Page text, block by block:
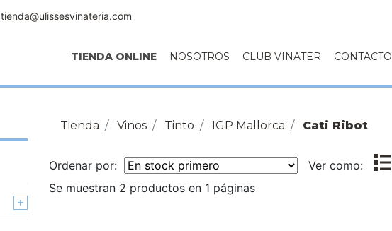
tienda@ulissesvinateria.com
TIENDA ONLINE NOSOTROS CLUB VINATER CONTACTO
Tienda Vinos Tinto IGP Mallorca Cati Ribot
Ordenar por: Ver como:
Se muestran 2 productos en 1 páginas